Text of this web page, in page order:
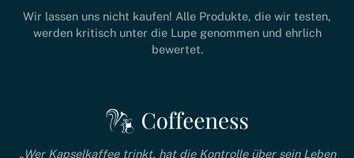
Wir lassen uns nicht kaufen! Alle Produkte, die wir testen,
werden kritisch unter die Lupe genommen und ehrlich
bewertet.
„Wer Kapselkaffee trinkt, hat die Kontrolle über sein Leben